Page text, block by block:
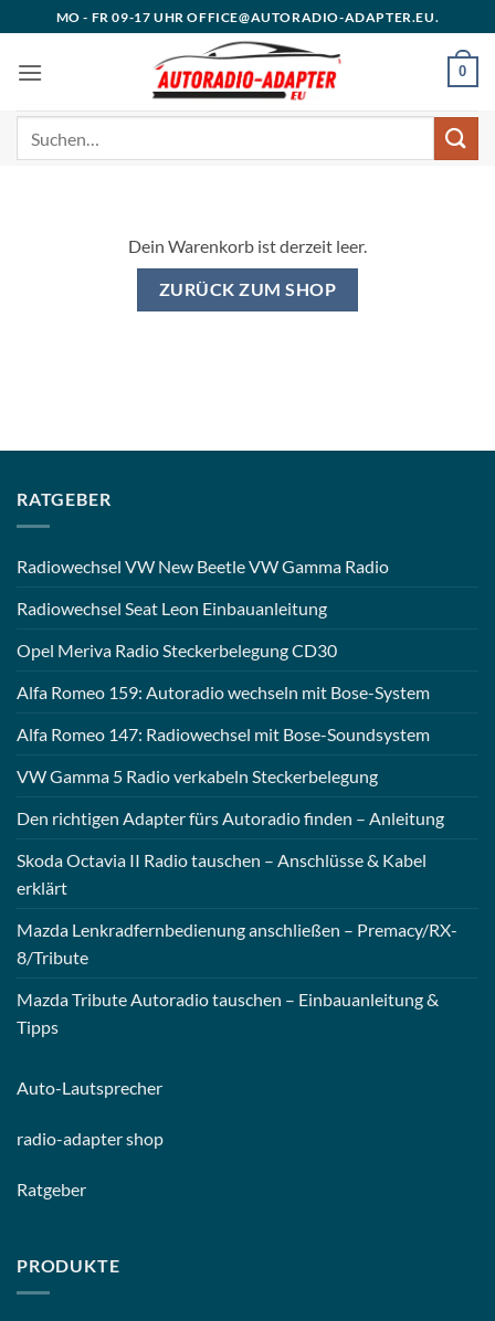
Inhalt
springen
MO - FR 09-17 UHR OFFICE@AUTORADIO-ADAPTER.EU.
0
Dein Warenkorb ist derzeit leer.
ZURÜCK ZUM SHOP
RATGEBER
Radiowechsel VW New Beetle VW Gamma Radio
Radiowechsel Seat Leon Einbauanleitung
Opel Meriva Radio Steckerbelegung CD30
Alfa Romeo 159: Autoradio wechseln mit Bose-System
Alfa Romeo 147: Radiowechsel mit Bose-Soundsystem
VW Gamma 5 Radio verkabeln Steckerbelegung
Den richtigen Adapter fürs Autoradio finden – Anleitung
Skoda Octavia II Radio tauschen – Anschlüsse & Kabel
erklärt
Mazda Lenkradfernbedienung anschließen – Premacy/RX-
8/Tribute
Mazda Tribute Autoradio tauschen – Einbauanleitung &
Tipps
Auto-Lautsprecher
radio-adapter shop
Ratgeber
PRODUKTE